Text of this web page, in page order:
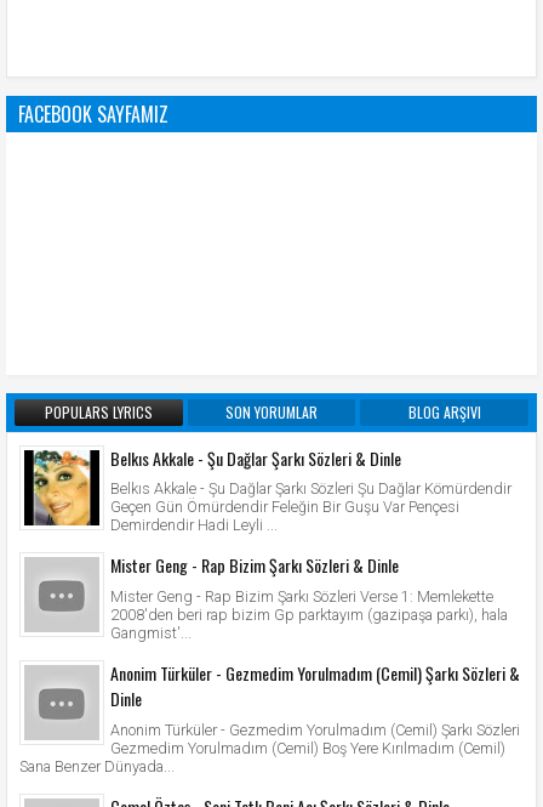
FACEBOOK SAYFAMIZ
POPULARS LYRICS SON YORUMLAR BLOG ARŞIVI
Belkıs Akkale - Şu Dağlar Şarkı Sözleri & Dinle
Belkıs Akkale - Şu Dağlar Şarkı Sözleri Şu Dağlar Kömürdendir
Geçen Gün Ömürdendir Feleğin Bir Guşu Var Pençesi
Demirdendir Hadi Leyli ...
Mister Geng - Rap Bizim Şarkı Sözleri & Dinle
Mister Geng - Rap Bizim Şarkı Sözleri Verse 1: Memlekette
2008'den beri rap bizim Gp parktayım (gazipaşa parkı), hala
Gangmist'...
Anonim Türküler - Gezmedim Yorulmadım (Cemil) Şarkı Sözleri &
Dinle
Anonim Türküler - Gezmedim Yorulmadım (Cemil) Şarkı Sözleri
Gezmedim Yorulmadım (Cemil) Boş Yere Kırılmadım (Cemil)
Sana Benzer Dünyada...